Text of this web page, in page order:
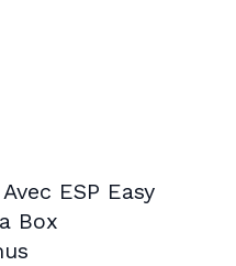
ESP Easy
Box